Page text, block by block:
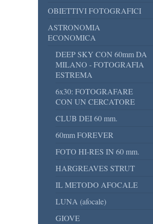
OBIETTIVI FOTOGRAFICI
ASTRONOMIA
ECONOMICA
DEEP SKY CON 60mm DA
MILANO - FOTOGRAFIA
ESTREMA
6x30: FOTOGRAFARE
CON UN CERCATORE
CLUB DEI 60 mm.
60mm FOREVER
FOTO HI-RES IN 60 mm.
HARGREAVES STRUT
IL METODO AFOCALE
LUNA (afocale)
GIOVE